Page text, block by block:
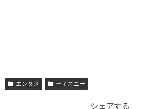
エンタメ ディズニー
シェアする